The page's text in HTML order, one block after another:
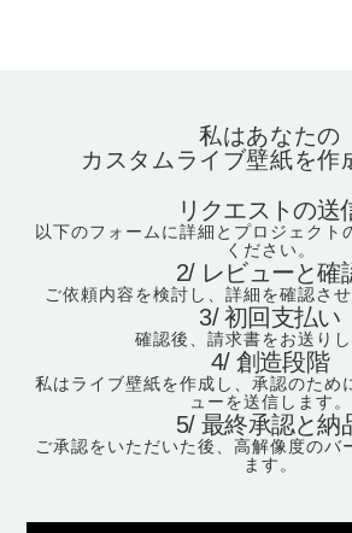
私はあなたの
カスタムライブ壁紙を作
リクエストの送
以下のフォームに詳細とプロジェクト
ください。
2/ レビューと確
ご依頼内容を検討し、詳細を確認させ
3/ 初回支払い
確認後、請求書をお送りし
4/ 創造段階
私はライブ壁紙を作成し、承認のため
ューを送信します。
5/ 最終承認と納
ご承認をいただいた後、高解像度のバ
ます。